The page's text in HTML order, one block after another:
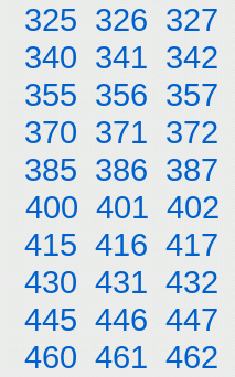
325 326 327
340 341 342
355 356 357
370 371 372
385 386 387
400 401 402
415 416 417
430 431 432
445 446 447
460 461 462